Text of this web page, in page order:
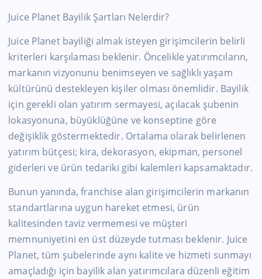
Juice Planet Bayilik Şartları Nelerdir?
Juice Planet bayiliği almak isteyen girişimcilerin belirli
kriterleri karşılaması beklenir. Öncelikle yatırımcıların,
markanın vizyonunu benimseyen ve sağlıklı yaşam
kültürünü destekleyen kişiler olması önemlidir. Bayilik
için gerekli olan yatırım sermayesi, açılacak şubenin
lokasyonuna, büyüklüğüne ve konseptine göre
değişiklik göstermektedir. Ortalama olarak belirlenen
yatırım bütçesi; kira, dekorasyon, ekipman, personel
giderleri ve ürün tedariki gibi kalemleri kapsamaktadır.
Bunun yanında, franchise alan girişimcilerin markanın
standartlarına uygun hareket etmesi, ürün
kalitesinden taviz vermemesi ve müşteri
memnuniyetini en üst düzeyde tutması beklenir. Juice
Planet, tüm şubelerinde aynı kalite ve hizmeti sunmayı
amaçladığı için bayilik alan yatırımcılara düzenli eğitim